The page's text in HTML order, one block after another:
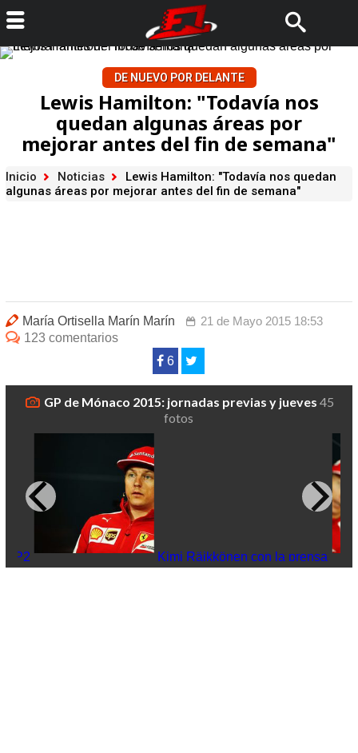
DE NUEVO POR DELANTE
Lewis Hamilton: "Todavía nos
quedan algunas áreas por
mejorar antes del fin de semana"
Inicio Noticias
Lewis Hamilton: "Todavía nos quedan
algunas áreas por mejorar antes del fin de semana"
María Ortisella Marín Marín
21 de Mayo 2015 18:53
123 comentarios
6
GP de Mónaco 2015: jornadas previas y jueves 45
fotos
Kimi Räikkönen con la prensa
FP2